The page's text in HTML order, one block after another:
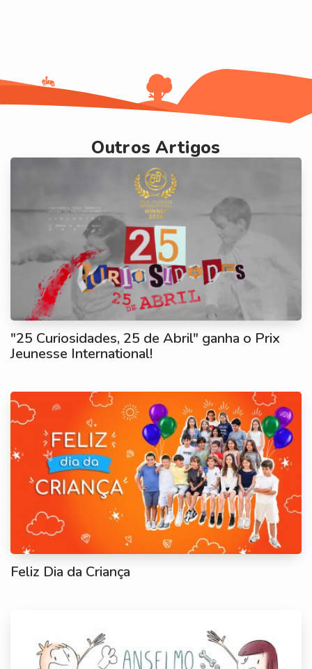
Outros Artigos
"25 Curiosidades, 25 de Abril" ganha o Prix
Jeunesse International!
Feliz Dia da Criança